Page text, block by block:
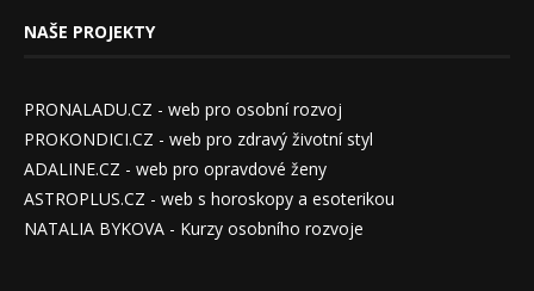
NAŠE PROJEKTY
PRONALADU.CZ - web pro osobní rozvoj
PROKONDICI.CZ - web pro zdravý životní styl
ADALINE.CZ - web pro opravdové ženy
ASTROPLUS.CZ - web s horoskopy a esoterikou
NATALIA BYKOVA - Kurzy osobního rozvoje